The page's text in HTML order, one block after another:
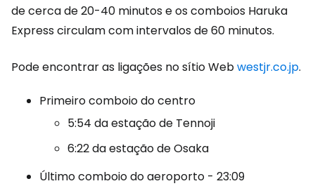
de cerca de 20-40 minutos e os comboios Haruka
Express circulam com intervalos de 60 minutos.
Pode encontrar as ligações no sítio Webwestjr.co.jp.
Primeiro comboio do centro
5:54 da estação de Tennoji
6:22 da estação de Osaka
Último comboio do aeroporto - 23:09